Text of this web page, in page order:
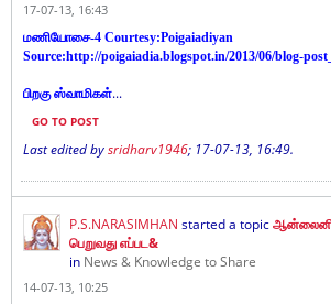
17-07-13, 16:43
மணியோசை-4 Courtesy:Poigaiadiyan
Source:http://poigaiadia.blogspot.in/2013/06/blog-
பிறகு ஸ்வாமிகள்...
GO TO POST
Last edited bysridharv1946; 17-07-13, 16:49.
P.S.NARASIMHAN started a topic
பெறுவது எப்பட&
in News & Knowledge to Share
14-07-13, 10:25